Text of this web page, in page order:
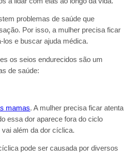
problemas de saúde que
Por isso, a mulher precisa ficar
los e buscar ajuda médica.
os seios endurecidos são um
de saúde:
mamas. A mulher precisa ficar atenta
essa dor aparece fora do ciclo
além da dor cíclica.
pode ser causada por diversos